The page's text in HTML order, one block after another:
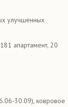
улучшенных
апартамент, 20
30.09), ковровое